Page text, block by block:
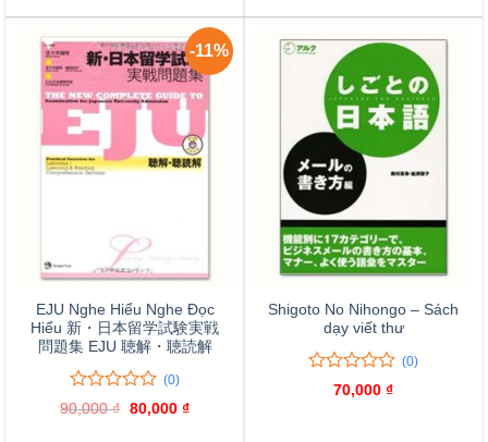
giá
90,000 ₫.là:
80,000 ₫.
75,000
-11%
EJU Nghe Hiểu Nghe Đọc
Hiểu 新・日本留学試験実戦
問題集 EJU 聴解・聴読解
0
trên
0
(0)
90,000₫ Giá
80,000 ₫Giá
Shigoto No Nihongo – Sách
dạy viết thư
(0)
70,000 ₫